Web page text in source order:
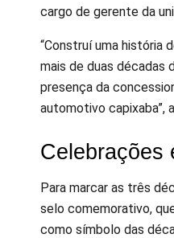
cargo de gerente da
“Construí uma história
mais de duas décadas
presença da
automotivo capixaba”,
Celebrações
Para marcar as três
selo comemorativo,
como símbolo das